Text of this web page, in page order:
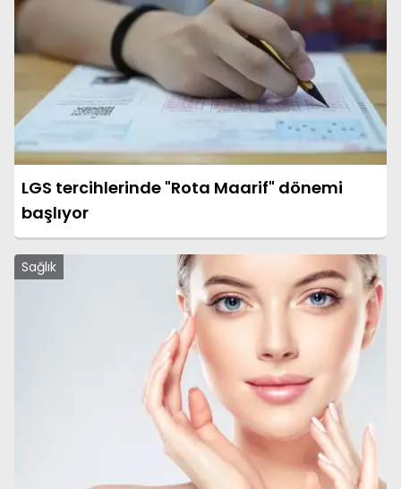
LGS tercihlerinde "Rota Maarif" dönemi
başlıyor
Sağlık